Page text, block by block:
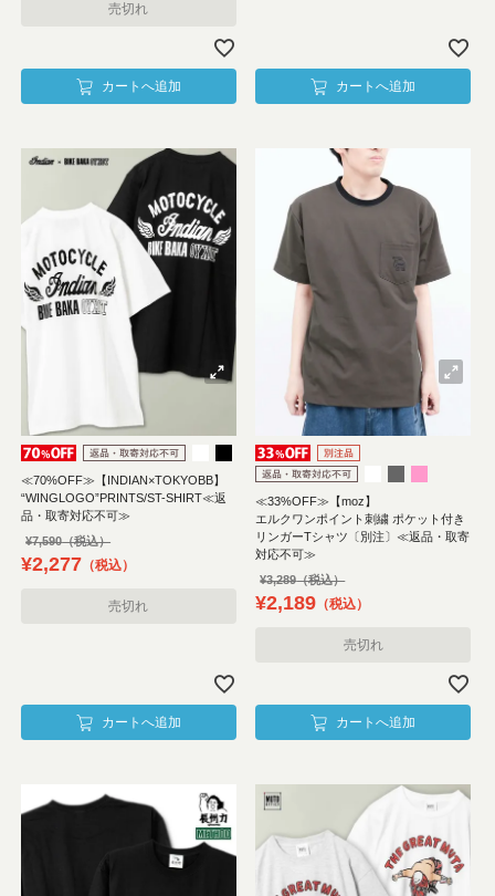
売切れ
カートへ追加 カートへ追加
≪70%OFF≫【INDIAN×TOKYOBB】
“WINGLOGO”PRINTS/ST-SHIRT≪返
品・取寄対応不可≫
¥7,590
¥2,277 税込
売切れ
カートへ追加
≪33%OFF≫【moz】
エルクワンポイント刺繍 ポケット付き
リンガーTシャツ〔別注〕≪返品・取寄
対応不可≫
¥3,289
¥2,189 税込
売切れ
カートへ追加